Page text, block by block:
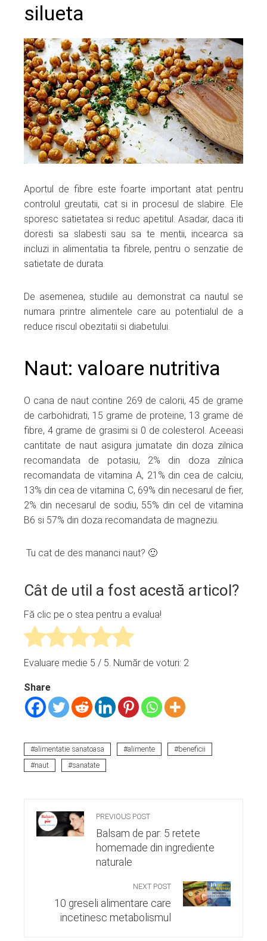
silueta
Aportul de fibre este foarte important atat pentru
controlul greutatii, cat si in procesul de slabire. Ele
sporesc satietatea si reduc apetitul. Asadar, daca iti
doresti sa slabesti sau sa te mentii, incearca sa
incluzi in alimentatia ta fibrele, pentru o senzatie de
satietate de durata.
De asemenea, studiile au demonstrat ca nautul se
numara printre alimentele care au potentialul de a
reduce riscul obezitatii si diabetului.
Naut: valoare nutritiva
O cana de naut contine 269 de calorii, 45 de grame
de carbohidrati, 15 grame de proteine, 13 grame de
fibre, 4 grame de grasimi si 0 de colesterol. Aceeasi
cantitate de naut asigura jumatate din doza zilnica
recomandata de potasiu, 2% din doza zilnica
recomandata de vitamina A, 21% din cea de calciu,
13% din cea de vitamina C, 69% din necesarul de fier,
2% din necesarul de sodiu, 55% din cel de vitamina
B6 si 57% din doza recomandata de magneziu.
Tu cat de des mananci naut? 🙂
Cât de util a fost acestă articol?
Fă clic pe o stea pentru a evalua!
Evaluare medie 5 / 5. Număr de voturi: 2
Share
alimentatie sanatoasa alimente
beneficii
naut
sanatate
PREVIOUS POST
Balsam de par: 5 retete
homemade din ingrediente
naturale
NEXT POST
10 greseli alimentare care
incetinesc metabolismul